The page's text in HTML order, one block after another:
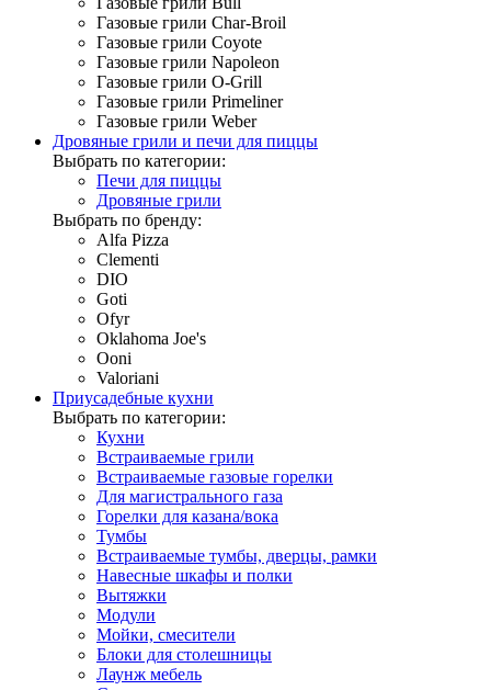
Газовые грили Char-Broil
Газовые грили Coyote
Газовые грили Napoleon
Газовые грили O-Grill
Газовые грили Primeliner
Газовые грили Weber
Дровяные грили и печи для пиццы
Выбрать по категории:
Печи для пиццы
Дровяные грили
Выбрать по бренду:
Alfa Pizza
Clementi
DIO
Goti
Ofyr
Oklahoma Joe's
Ooni
Valoriani
Приусадебные кухни
Выбрать по категории:
Кухни
Встраиваемые грили
Встраиваемые газовые горелки
Для магистрального газа
Горелки для казана/вока
Тумбы
Встраиваемые тумбы, дверцы, рамки
Навесные шкафы и полки
Вытяжки
Модули
Мойки, смесители
Блоки для столешницы
Лаунж мебель